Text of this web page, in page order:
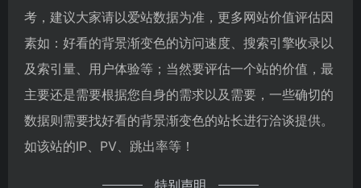
考，建议大家请以爱站数据为准，更多网站价值评估因
素如：好看的背景渐变色的访问速度、搜索引擎收录以
及索引量、用户体验等；当然要评估一个站的价值，最
主要还是需要根据您自身的需求以及需要，一些确切的
数据则需要找好看的背景渐变色的站长进行洽谈提供。
如该站的IP、PV、跳出率等！
特别声明